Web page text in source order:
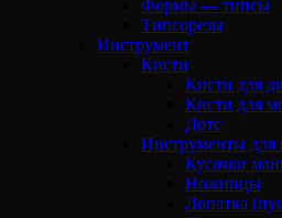
Формы — типсы
Типсорезы
Инструмент
Кисти
Кисти для
Кисти для
Дотс
Инструменты
Кусачки
Ножницы
Лопатка